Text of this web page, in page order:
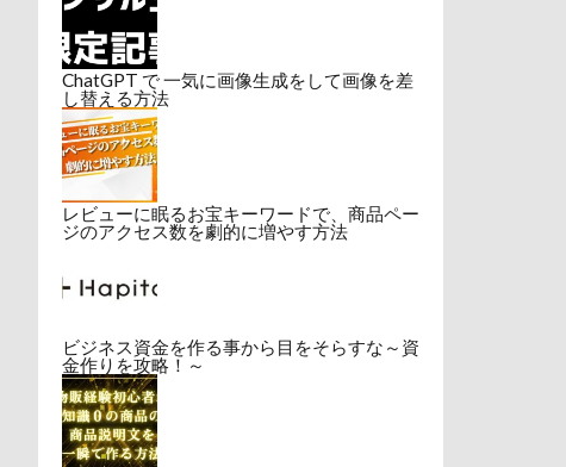
ChatGPT で 一気に画像生成をして画像を差
し替える方法
レビューに眠るお宝キーワードで、商品ペー
ジのアクセス数を劇的に増やす方法
ビジネス資金を作る事から目をそらすな～資
金作りを攻略！～